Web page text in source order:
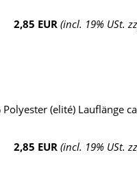
2,85 EUR (incl. 19% USt.
(elité) Lauflänge
2,85 EUR (incl. 19% USt.